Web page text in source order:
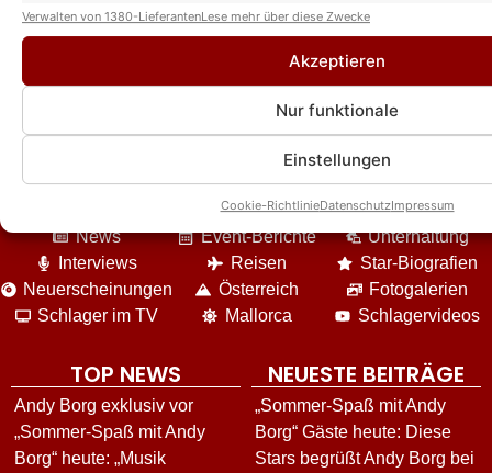
Entscheidungen zum Datenschutz speichern und übermitteln.
Verwalten von 1380-LieferantenLese mehr über diese Zwecke
Akzeptieren
Nur funktionale
Einstellungen
Cookie-RichtlinieDatenschutzImpressum
DIE VIELFALT UNSERES ANGEBOTES
News
Interviews
Neuerscheinungen
Schlager im TV
Event-Berichte
Reisen
Österreich
Mallorca
Unterhaltung
Star-Biografien
Fotogalerien
Schlagervideos
TOP NEWS
Andy Borg exklusiv vor
„Sommer-Spaß mit Andy
Borg“ heute: „Musik
NEUESTE BEITRÄGE
„Sommer-Spaß mit Andy
Borg“ Gäste heute: Diese
Stars begrüßt Andy Borg bei